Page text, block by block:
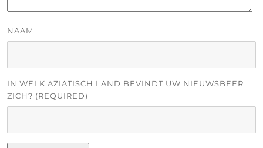
NAAM
IN WELK AZIATISCH LAND BEVINDT UW NIEUWSBEER
ZICH? (REQUIRED)